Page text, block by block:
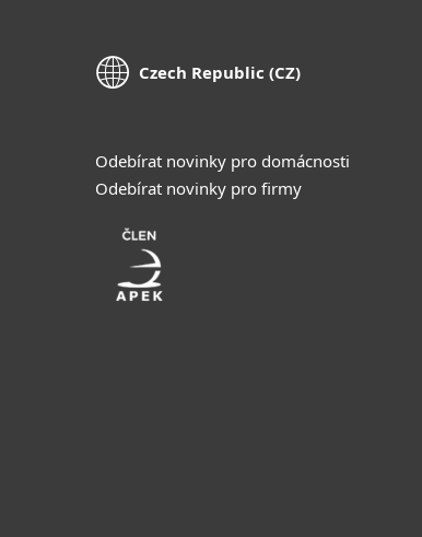
Czech Republic (CZ)
Odebírat novinky pro domácnosti
Odebírat novinky pro firmy